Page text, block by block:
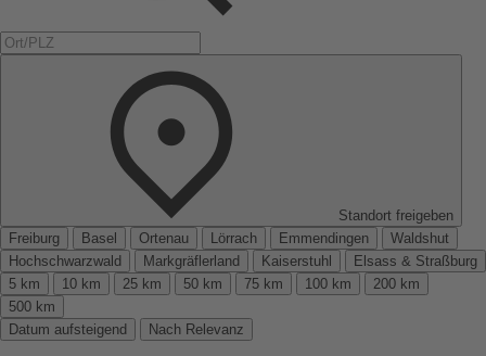
Standort freigeben
Freiburg
Basel Ortenau Lörrach Emmendingen
Waldshut
Hochschwarzwald
Markgräflerland Kaiserstuhl
Elsass & Straßburg
5 km
10 km 25 km 50 km 75 km 100 km
200 km
500 km
Datum aufsteigend
Nach Relevanz